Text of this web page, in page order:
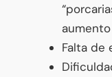
Falta de